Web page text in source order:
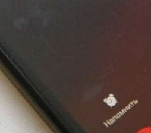
нарастили экспорт:
на 3,6 млн долларов